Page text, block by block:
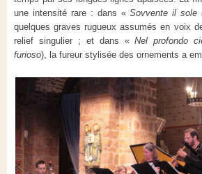
une intensité rare : dans «Sovvente il sole
quelques graves rugueux assumés en voix
relief singulier ; et dans «Nel profondo
furioso), la fureur stylisée des ornements a